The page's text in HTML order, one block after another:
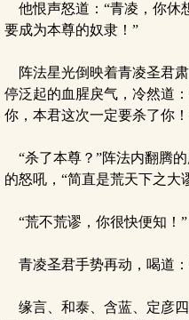
他恨声怒道：“青凌，你休
要成为本尊的奴隶！”
阵法星光倒映着青凌圣君
停泛起的血腥戾气，冷然道
你，本君这次一定要杀了你
“杀了本尊？”阵法内翻腾
的怒吼，“简直是荒天下之大
“荒不荒谬，你很快便知！”
青凌圣君手势再动，喝道
缘言、和泰、含蓝、定彦